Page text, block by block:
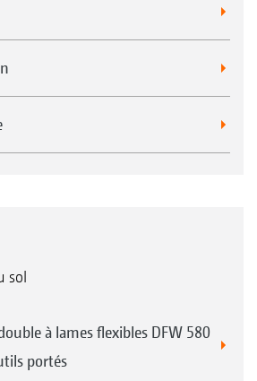
sol
à lames flexibles DFW 580
portés